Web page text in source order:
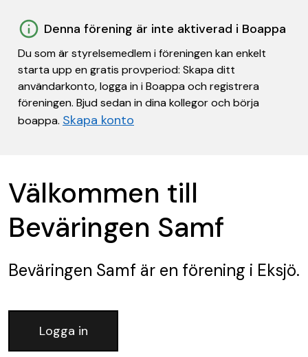
Denna förening är inte aktiverad i Boappa
Du som är styrelsemedlem i föreningen kan enkelt
starta upp en gratis provperiod: Skapa ditt
användarkonto, logga in i Boappa och registrera
föreningen. Bjud sedan in dina kollegor och börja
boappa. Skapa konto
Välkommen till
Beväringen Samf
Beväringen Samf är en förening i Eksjö.
Logga in